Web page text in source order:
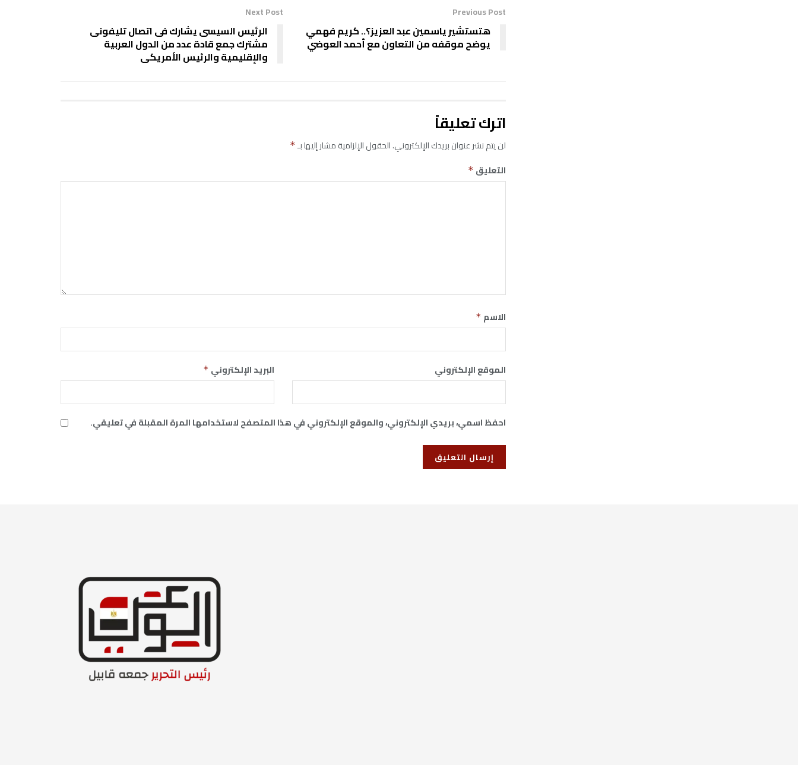
Previous Post
هتستشير ياسمين عبد العزيز؟.. كريم فهمي
يوضح موقفه من التعاون مع أحمد العوضي
Next Post
الرئيس السيسى يشارك فى اتصال تليفونى
مشترك جمع قادة عدد من الدول العربية
والإقليمية والرئيس الأمريكى
اترك تعليقاً
لن يتم نشر عنوان بريدك الإلكتروني.الحقول الإلزامية مشار إليها بـ*
التعليق *
الاسم *
البريد الإلكتروني * الموقع الإلكتروني
احفظ اسمي، بريدي الإلكتروني، والموقع الإلكتروني في هذا المتصفح لاستخدامها المرة المقبلة في تعليقي.